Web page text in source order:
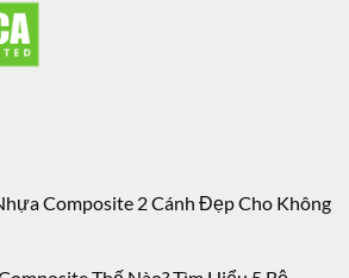
Composite 2 Cánh Đẹp Cho Không